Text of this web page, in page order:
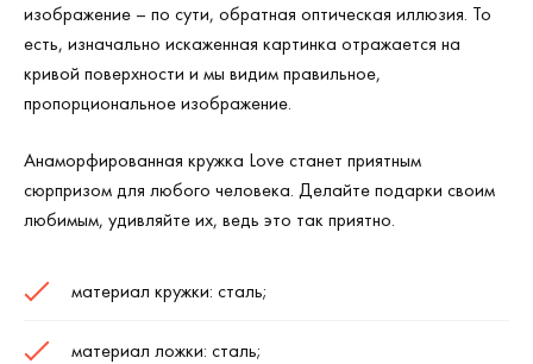
изображение – по сути, обратная оптическая иллюзия. То
есть, изначально искаженная картинка отражается на
кривой поверхности и мы видим правильное,
пропорциональное изображение.
Анаморфированная кружка Loveстанет приятным
сюрпризом для любого человека. Делайте подарки своим
любимым, удивляйте их, ведь это так приятно.
материал кружки: сталь;
материал ложки: сталь;